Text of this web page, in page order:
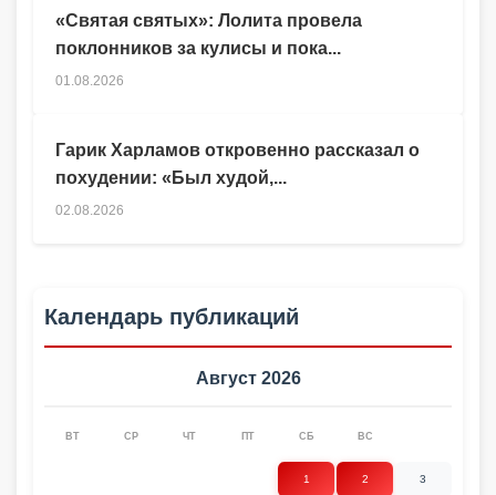
Гарик Харламов откровенно рассказал о
похудении: «Был худой,...
02.08.2026
«Святая святых»: Лолита провела
поклонников за кулисы и пока...
01.08.2026
Календарь публикаций
Август 2026
ВТ СР ЧТ ПТ СБ ВС
1 2 3